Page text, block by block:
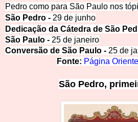
Pedro como para São Paulo nos
São Pedro - 29 de junho
Dedicação da Cátedra de São
São Paulo - 25 de janeiro
Conversão de São Paulo - 25 de
Fonte: Página
São Pedro,